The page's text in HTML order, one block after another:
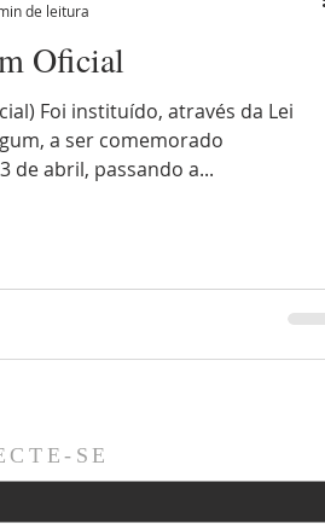
Oficial
Foi instituído, através da Lei
a ser comemorado
de abril, passando a...
de leitura
SE